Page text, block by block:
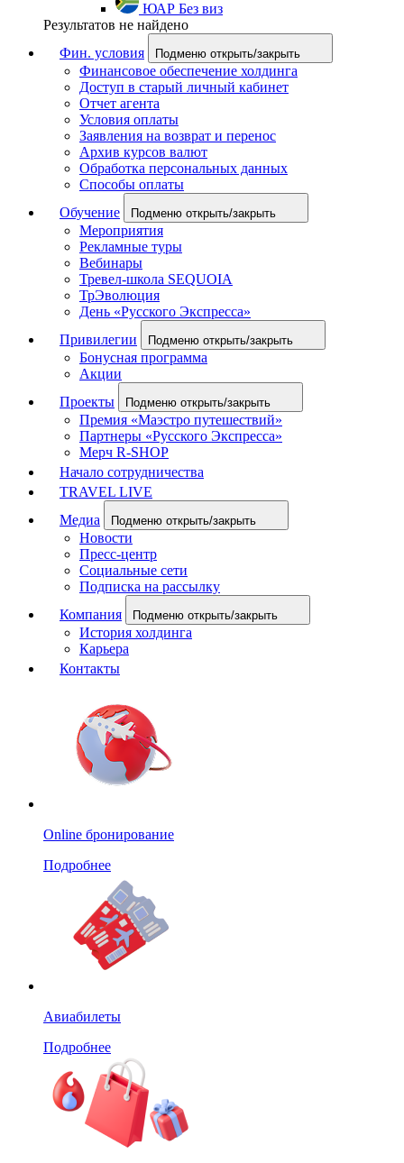
ЮАР Без виз
Результатов не найдено
Фин. условия
Подменю открыть/закрыть
Финансовое обеспечение холдинга
Доступ в старый личный кабинет
Отчет агента
Условия оплаты
Заявления на возврат и перенос
Архив курсов валют
Обработка персональных данных
Способы оплаты
Обучение
Подменю открыть/закрыть
Мероприятия
Рекламные туры
Вебинары
Тревел-школа SEQUOIA
ТрЭволюция
День «Русского Экспресса»
Привилегии
Подменю открыть/закрыть
Бонусная программа
Акции
Проекты
Подменю открыть/закрыть
Премия «Маэстро путешествий»
Партнеры «Русского Экспресса»
Мерч R-SHOP
Начало сотрудничества
TRAVEL LIVE
Медиа
Подменю открыть/закрыть
Новости
Пресс-центр
Социальные сети
Подписка на рассылку
Компания
Подменю открыть/закрыть
История холдинга
Карьера
Контакты
Online бронирование
Подробнее
Авиабилеты
Подробнее